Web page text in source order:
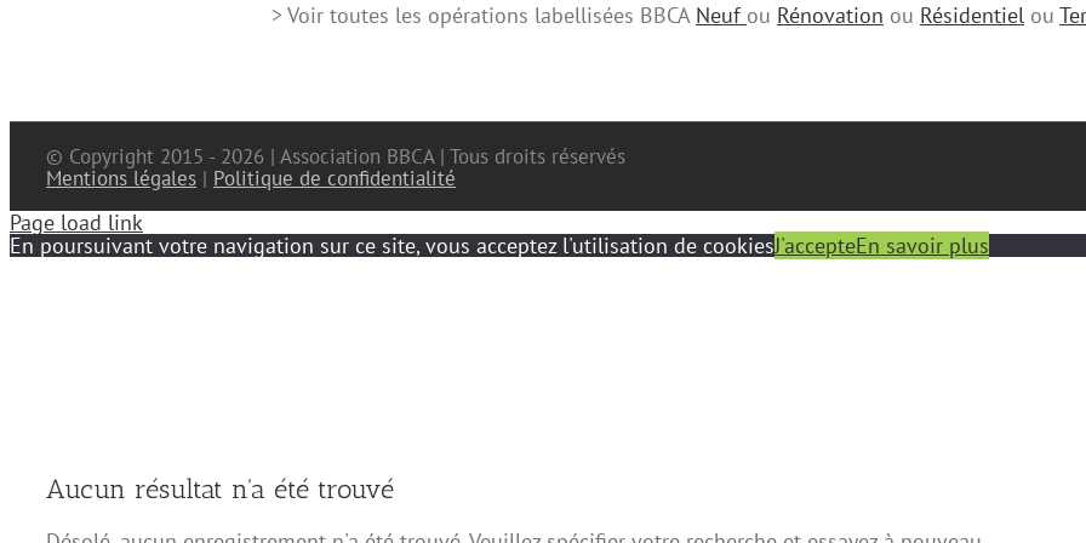
Aucun résultat n'a été trouvé
> Voir toutes les opérations labellisées BBCA Neuf ou Rénovation ou Résidentiel ou
© Copyright 2015 - 2026 | Association BBCA | Tous droits réservés
Mentions légales | Politique de confidentialité
Page load link
En poursuivant votre navigation sur ce site, vous acceptez l'utilisation de cookiesJ'accepteEn savoir plus